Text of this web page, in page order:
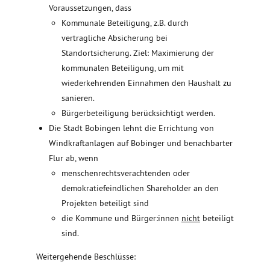
Voraussetzungen, dass
Kommunale Beteiligung, z.B. durch
vertragliche Absicherung bei
Standortsicherung. Ziel: Maximierung der
kommunalen Beteiligung, um mit
wiederkehrenden Einnahmen den Haushalt zu
sanieren.
Bürgerbeteiligung berücksichtigt werden.
Die Stadt Bobingen lehnt die Errichtung von
Windkraftanlagen auf Bobinger und benachbarter
Flur ab, wenn
menschenrechtsverachtenden oder
demokratiefeindlichen Shareholder an den
Projekten beteiligt sind
die Kommune und Bürger:innen nicht beteiligt
sind.
Weitergehende Beschlüsse: